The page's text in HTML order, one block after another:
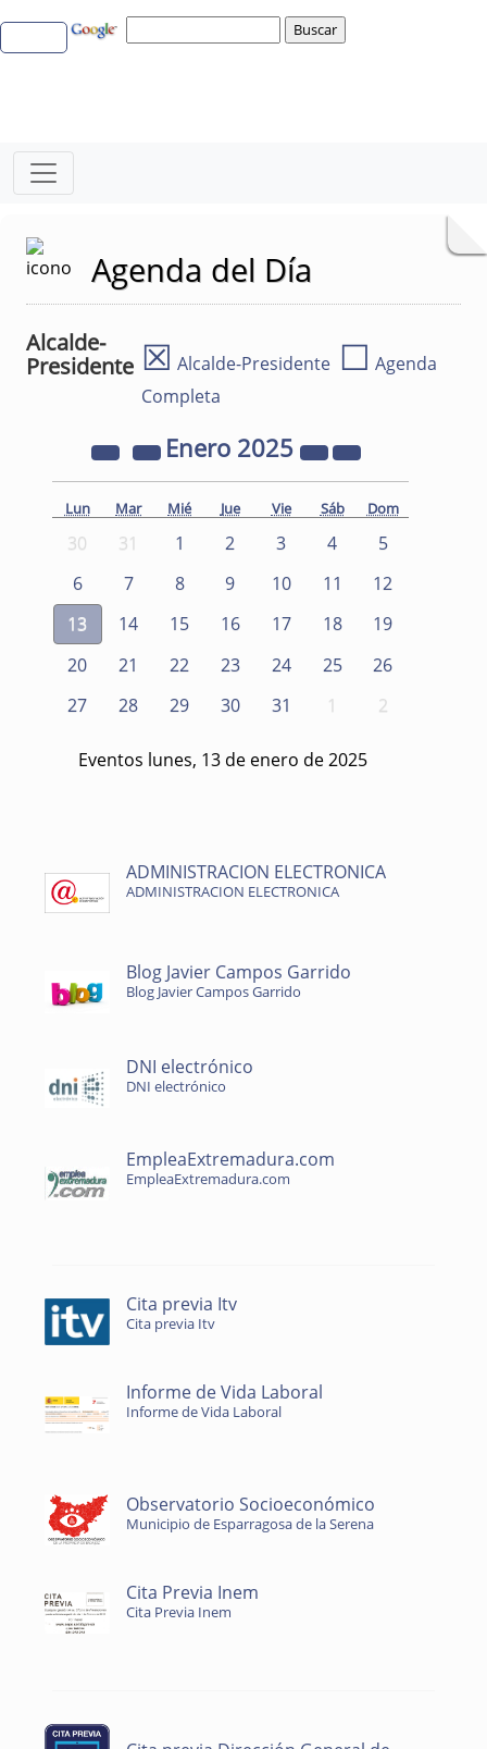
Agenda del Día
Alcalde-
Presidente ☒ Alcalde-Presidente ☐ Agenda
Completa
Enero 2025
Lun Mar Mié Jue Vie Sáb Dom
30 31 1 2 3 4
5
6
7 8 9 10 11
12
13
14 15 16 17 18
19
20
21 22 23 24 25
26
27
28 29 30 31 1 2
Eventos lunes, 13 de enero de 2025
ADMINISTRACION ELECTRONICA
ADMINISTRACION ELECTRONICA
Blog Javier Campos Garrido
Blog Javier Campos Garrido
DNI electrónico
DNI electrónico
EmpleaExtremadura.com
EmpleaExtremadura.com
Cita previa Itv
Cita previa Itv
Informe de Vida Laboral
Informe de Vida Laboral
Observatorio Socioeconómico
Municipio de Esparragosa de la Serena
Cita Previa Inem
Cita Previa Inem